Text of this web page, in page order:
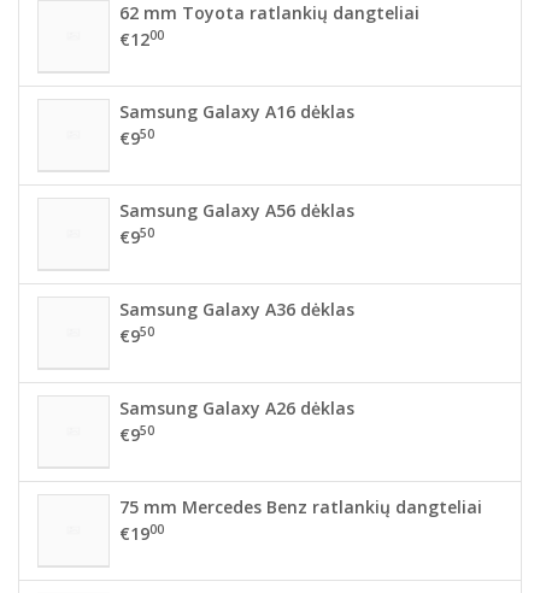
62 mm Toyota ratlankių dangteliai
€1200
Samsung Galaxy A16 dėklas
€950
Samsung Galaxy A56 dėklas
€950
Samsung Galaxy A36 dėklas
€950
Samsung Galaxy A26 dėklas
€950
75 mm Mercedes Benz ratlankių dangteliai
€1900